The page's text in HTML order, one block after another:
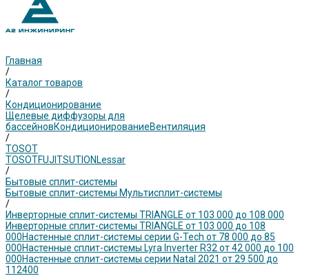
Главная
/
Каталог товаров
/
Кондиционирование
Щелевые диффузоры для
бассейновКондиционированиеВентиляция
/
TOSOT
TOSOTFUJITSUTION Lessar
/
Бытовые сплит-системы
Бытовые сплит-системы Мультисплит-системы
/
Инверторные сплит-системы TRIANGLE от 103 000 до 108 000
Инверторные сплит-системы TRIANGLE от 103 000 до 108
000Настенные сплит-системы серии G-Tech от 78 000 до 85
000Настенные сплит-системы Lyra Inverter R32 от 42 000 до 100
000Настенные сплит-системы серии Natal 2021 от 29 500 до
112400